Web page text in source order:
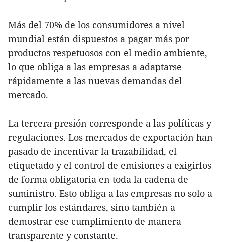
Más del 70% de los consumidores a nivel
mundial están dispuestos a pagar más por
productos respetuosos con el medio ambiente,
lo que obliga a las empresas a adaptarse
rápidamente a las nuevas demandas del
mercado.
La tercera presión corresponde a las políticas y
regulaciones. Los mercados de exportación han
pasado de incentivar la trazabilidad, el
etiquetado y el control de emisiones a exigirlos
de forma obligatoria en toda la cadena de
suministro. Esto obliga a las empresas no solo a
cumplir los estándares, sino también a
demostrar ese cumplimiento de manera
transparente y constante.